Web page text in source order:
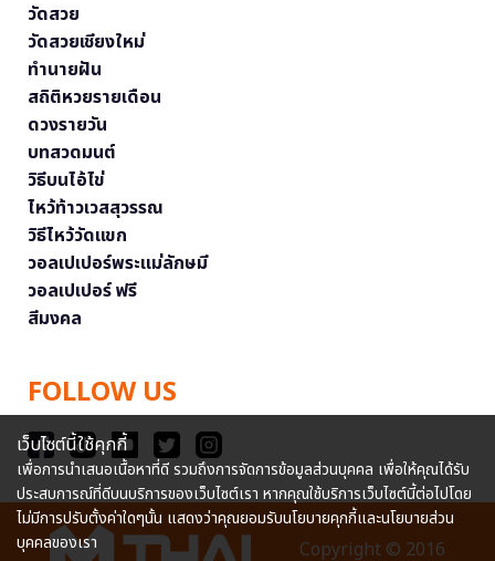
วัดสวย
วัดสวยเชียงใหม่
ทำนายฝัน
สถิติหวยรายเดือน
ดวงรายวัน
บทสวดมนต์
วิธีบนไอ้ไข่
ไหว้ท้าวเวสสุวรรณ
วิธีไหว้วัดแขก
วอลเปเปอร์พระแม่ลักษมี
วอลเปเปอร์ ฟรี
สีมงคล
FOLLOW US
Copyright © 2016
เว็บไซต์นี้ใช้คุกกี้
เพื่อการนำเสนอเนื้อหาที่ดี รวมถึงการจัดการข้อมูลส่วนบุคคล เพื่อให้คุณได้รับ
ประสบการณ์ที่ดีบนบริการของเว็บไซต์เรา หากคุณใช้บริการเว็บไซต์นี้ต่อไปโดย
ไม่มีการปรับตั้งค่าใดๆนั้น แสดงว่าคุณยอมรับนโยบายคุกกี้และนโยบายส่วน
บุคคลของเรา